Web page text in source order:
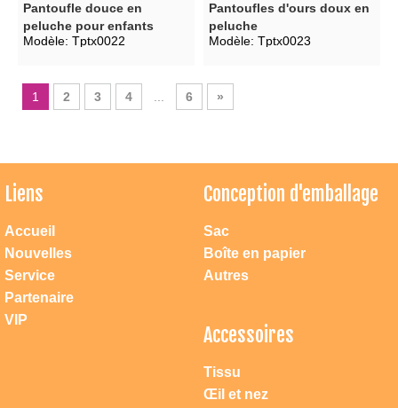
Pantoufle douce en
peluche pour enfants
Modèle: Tptx0022
Pantoufles d'ours doux en
peluche
Modèle: Tptx0023
1 2 3 4 6 »
Liens
Accueil
Nouvelles
Service
Partenaire
VIP
Conception d'emballage
Sac
Boîte en papier
Autres
Accessoires
Tissu
Œil et nez